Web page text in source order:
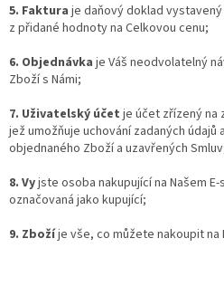
5. Faktura je daňový doklad
z přidané hodnoty na Celkovou cenu;
6. Objednávka je Váš neodvolatelný
Zboží s Námi;
7. Uživatelský účet je účet zřízený na
jež umožňuje uchování zadaných údajů
objednaného Zboží a uzavřených
8. Vyjste osoba nakupující na Našem
označovaná jako kupující;
9. Zbožíje vše, co můžete nakoupit na